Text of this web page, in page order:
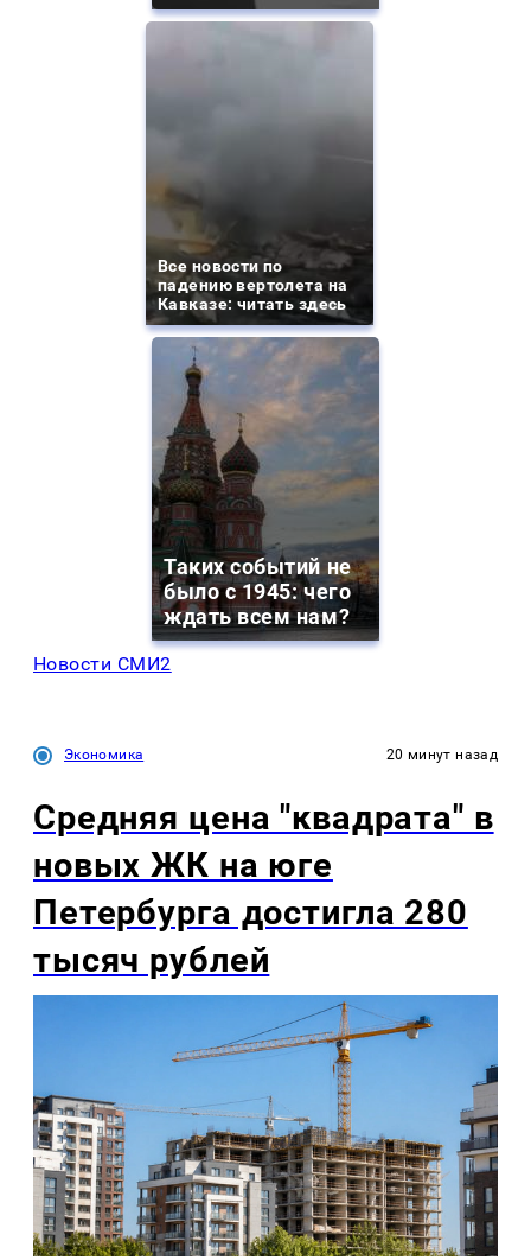
Все новости по
падению вертолета на
Кавказе: читать здесь
Таких событий не
было с 1945: чего
ждать всем нам?
Новости СМИ2
Экономика 20 минут назад
Средняя цена "квадрата" в
новых ЖК на юге
Петербурга достигла 280
тысяч рублей